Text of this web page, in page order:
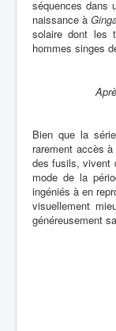
séquences dans
naissance à
solaire dont les
hommes singes
Bien que la
rarement accès
des fusils, vivent
mode de la
ingéniés à en
visuellement
généreusement